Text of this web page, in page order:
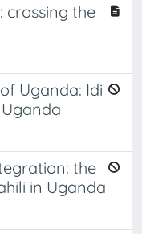
crossing the
Uganda: Idi
the
in Uganda